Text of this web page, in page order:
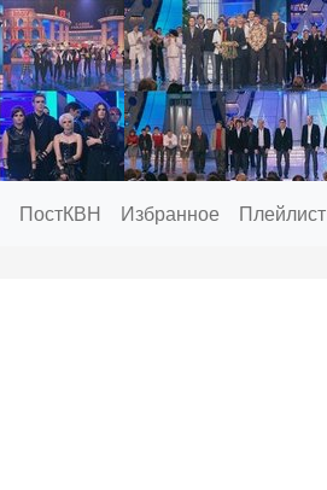
ПостКВН Избранное Плейлист